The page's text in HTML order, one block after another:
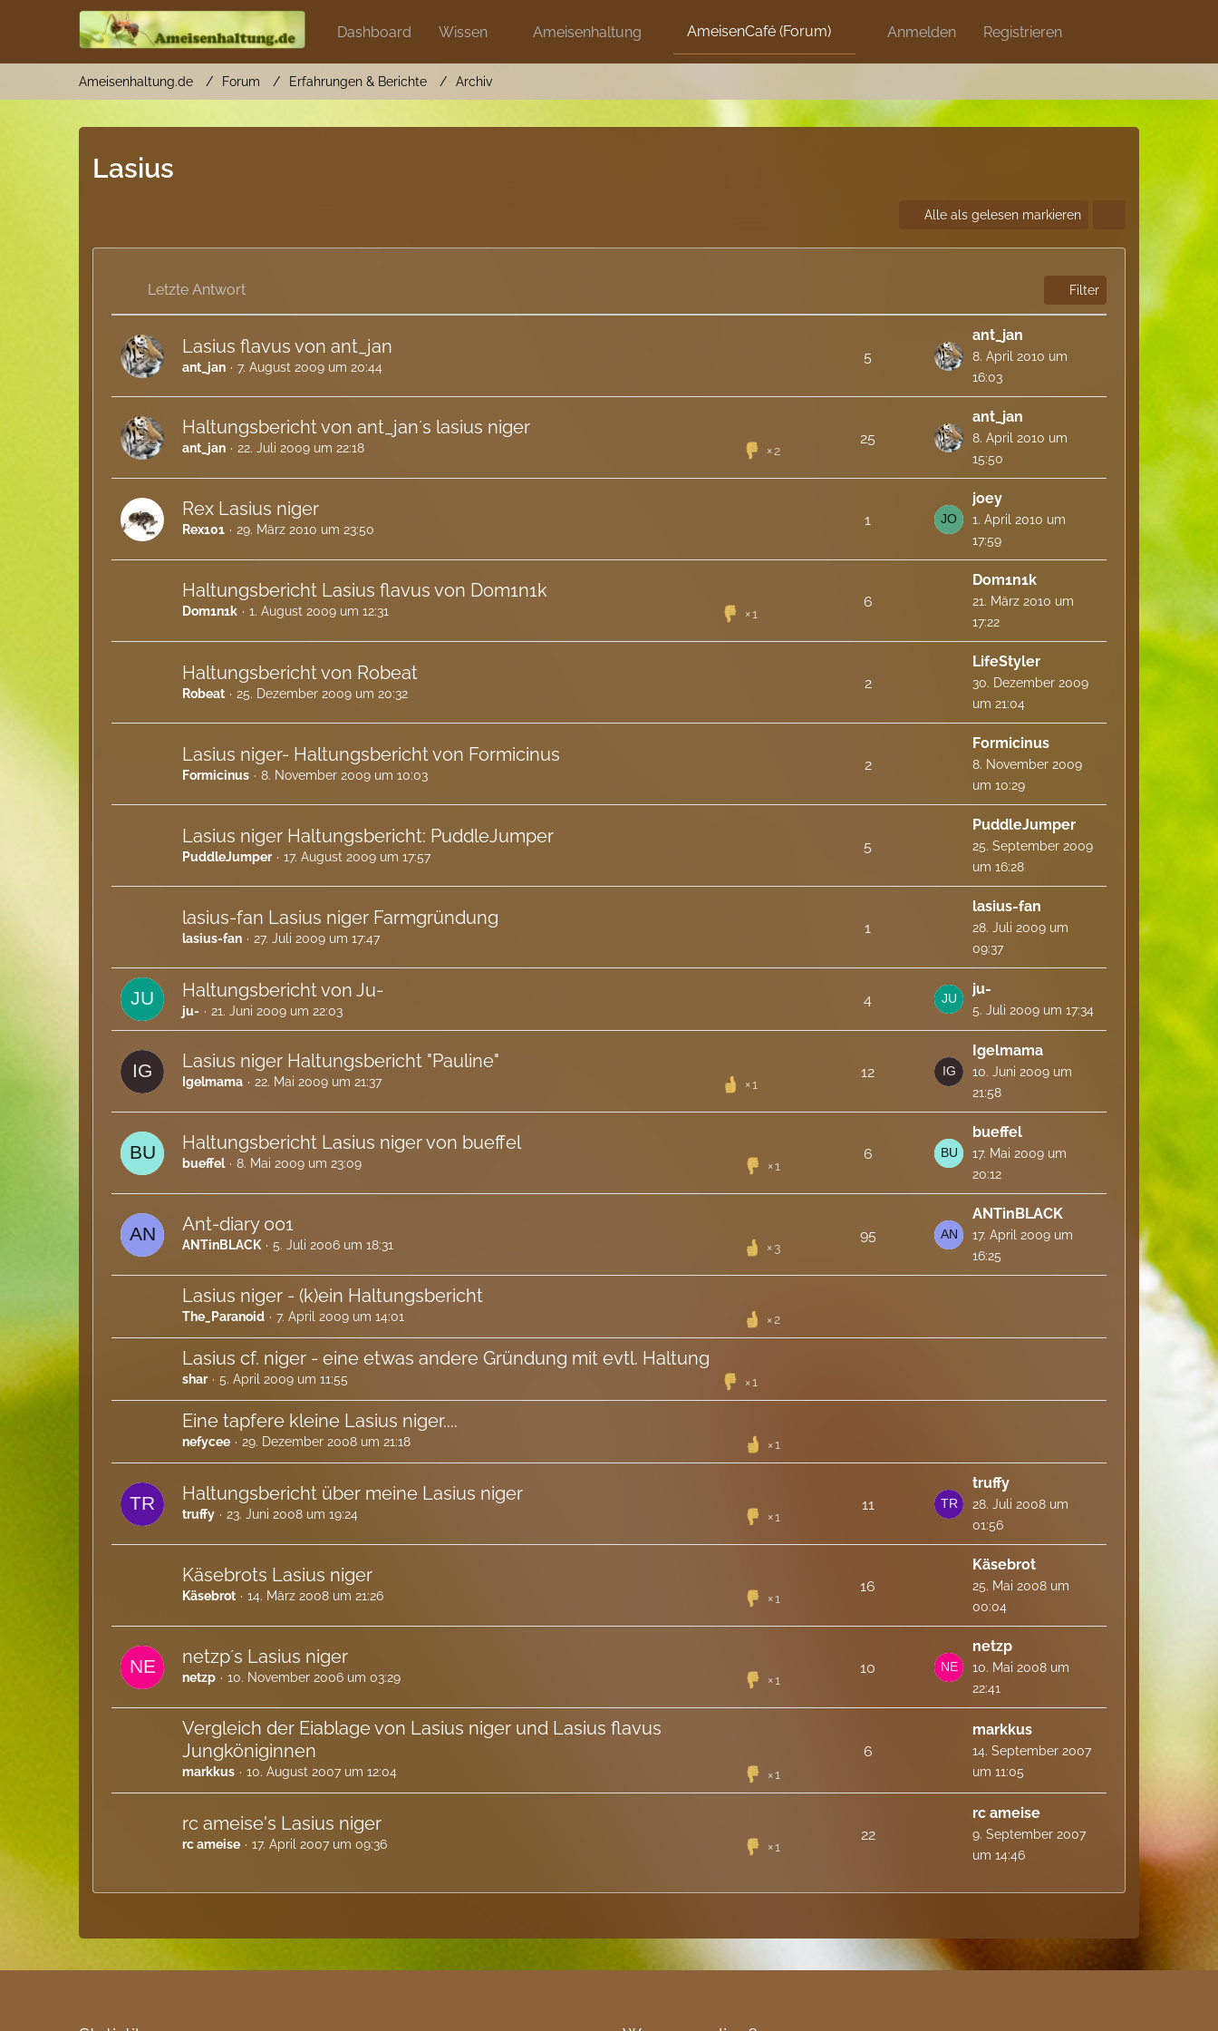
Anmelden Registrieren
Dashboard Wissen Ameisenhaltung AmeisenCafé (Forum) Discord Artikel Blog
Ameisenhaltung.de Forum Erfahrungen & Berichte Archiv
Lasius
Alle als gelesen markieren
Letzte Antwort Filter
Lasius flavus von ant_jan
ant_jan 7. August 2009 um 20:44
5
ant_jan
8. April 2010 um
16:03
Haltungsbericht von ant_jan´s lasius niger
2
ant_jan 22. Juli 2009 um 22:18
25
ant_jan
8. April 2010 um
15:50
Rex Lasius niger
Rex101 29. März 2010 um 23:50
1
joey
1. April 2010 um
17:59
Haltungsbericht Lasius flavus von Dom1n1k
1
Dom1n1k 1. August 2009 um 12:31
6
Dom1n1k
21. März 2010 um
17:22
Haltungsbericht von Robeat
Robeat 25. Dezember 2009 um 20:32
2
LifeStyler
30. Dezember 2009
um 21:04
Lasius niger- Haltungsbericht von Formicinus
Formicinus 8. November 2009 um 10:03
2
Formicinus
8. November 2009
um 10:29
Lasius niger Haltungsbericht: PuddleJumper
PuddleJumper 17. August 2009 um 17:57
5
PuddleJumper
25. September 2009
um 16:28
lasius-fan Lasius niger Farmgründung
lasius-fan 27. Juli 2009 um 17:47
1
lasius-fan
28. Juli 2009 um
09:37
Haltungsbericht von Ju-
ju- 21. Juni 2009 um 22:03
4
ju-
5. Juli 2009 um 17:34
Lasius niger Haltungsbericht "Pauline"
1
Igelmama 22. Mai 2009 um 21:37
12
Igelmama
10. Juni 2009 um
21:58
Haltungsbericht Lasius niger von bueffel
1
bueffel 8. Mai 2009 um 23:09
6
bueffel
17. Mai 2009 um
20:12
Ant-diary 001
3
ANTinBLACK 5. Juli 2006 um 18:31
95
ANTinBLACK
17. April 2009 um
16:25
Lasius niger - (k)ein Haltungsbericht
2
The_Paranoid 7. April 2009 um 14:01
Lasius cf. niger - eine etwas andere Gründung mit evtl. Haltung
1
shar 5. April 2009 um 11:55
Eine tapfere kleine Lasius niger....
1
nefycee 29. Dezember 2008 um 21:18
Haltungsbericht über meine Lasius niger
1
truffy 23. Juni 2008 um 19:24
11
truffy
28. Juli 2008 um
01:56
Käsebrots Lasius niger
1
Käsebrot 14. März 2008 um 21:26
16
Käsebrot
25. Mai 2008 um
00:04
netzp´s Lasius niger
1
netzp 10. November 2006 um 03:29
10
netzp
10. Mai 2008 um
22:41
Vergleich der Eiablage von Lasius niger und Lasius flavus
Jungköniginnen
1
markkus 10. August 2007 um 12:04
6
markkus
14. September 2007
um 11:05
rc ameise's Lasius niger
1
rc ameise 17. April 2007 um 09:36
22
rc ameise
9. September 2007
um 14:46